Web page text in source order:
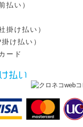
払い）
掛け払い）
け払い）
ード